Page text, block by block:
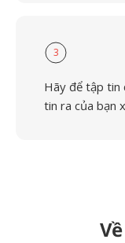
3
Hãy để tập tin
tin ra của bạn